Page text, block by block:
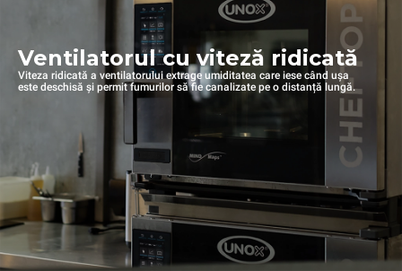
Ventilatorul cu viteză ridicată
Viteza ridicată a ventilatorului extrage umiditatea care iese când ușa
este deschisă și permit fumurilor să fie canalizate pe o distanță lungă.